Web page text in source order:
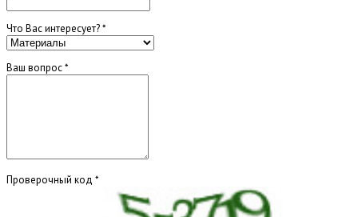
Что Вас интересует?*
Ваш вопрос*
Проверочный код *